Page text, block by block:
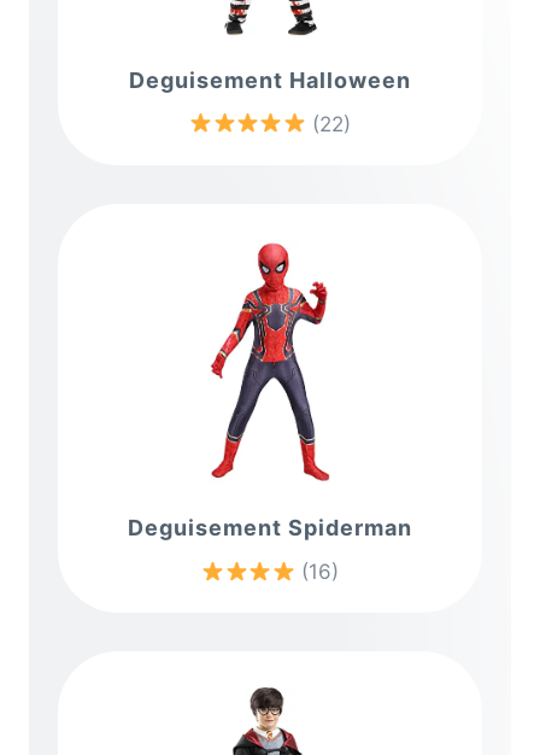
Deguisement Halloween
(22)
Deguisement Spiderman
(16)